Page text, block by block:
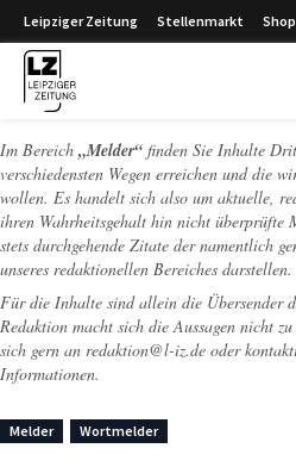
Leipziger Zeitung Stellenmarkt Shop
Im Bereich „Melder“ finden Sie Inhalte
verschiedensten Wegen erreichen und die
wollen. Es handelt sich also um aktuelle,
ihren Wahrheitsgehalt hin nicht überprüfte
stets durchgehende Zitate der namentlich
unseres redaktionellen Bereiches darstellen.
Für die Inhalte sind allein die Übersender
Redaktion macht sich die Aussagen nicht
sich gern an redaktion@l-iz.de oder
Informationen.
Melder Wortmelder